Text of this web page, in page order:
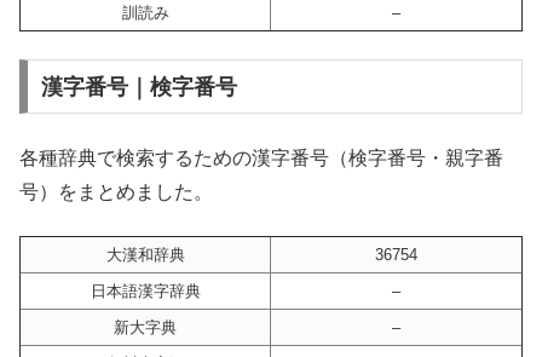
訓読み
–
漢字番号｜検字番号
各種辞典で検索するための漢字番号（検字番号・親字番
号）をまとめました。
大漢和辞典
36754
日本語漢字辞典
–
新大字典
–